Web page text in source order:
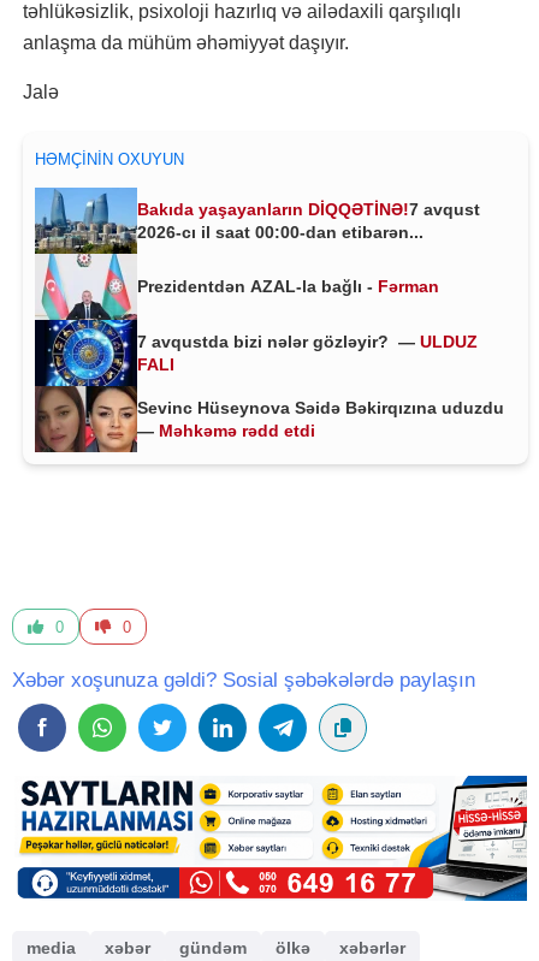
təhlükəsizlik, psixoloji hazırlıq və ailədaxili qarşılıqlı
anlaşma da mühüm əhəmiyyət daşıyır.
Jalə
HƏMÇININ OXUYUN
Bakıda yaşayanların DİQQƏTİNƏ!7 avqust
2026-cı il saat 00:00-dan etibarən...
Prezidentdən AZAL-la bağlı - Fərman
7 avqustda bizi nələr gözləyir? — ULDUZ
FALI
Sevinc Hüseynova Səidə Bəkirqızına uduzdu
— Məhkəmə rədd etdi
0 0
Xəbər xoşunuza gəldi? Sosial şəbəkələrdə paylaşın
media xəbər gündəm ölkə xəbərlər